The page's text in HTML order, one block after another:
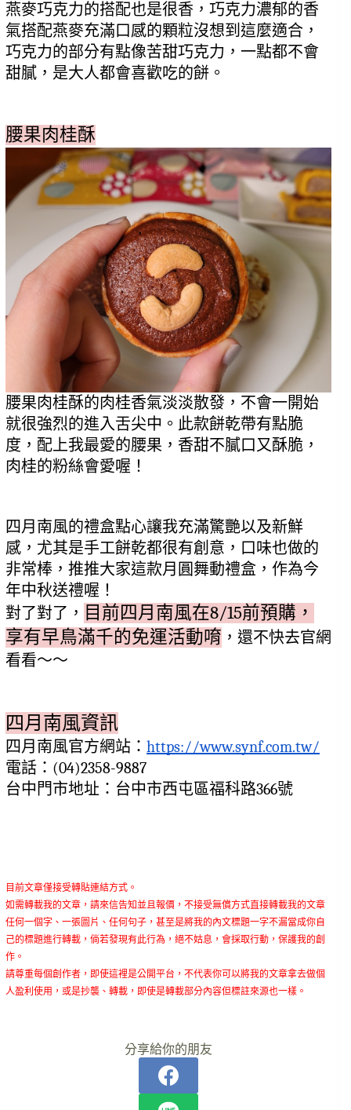
燕麥巧克力的搭配也是很香，巧克力濃郁的香
氣搭配燕麥充滿口感的顆粒沒想到這麼適合，
巧克力的部分有點像苦甜巧克力，一點都不會
甜膩，是大人都會喜歡吃的餅。
腰果肉桂酥
腰果肉桂酥的肉桂香氣淡淡散發，不會一開始
就很強烈的進入舌尖中。此款餅乾帶有點脆
度，配上我最愛的腰果，香甜不膩口又酥脆，
肉桂的粉絲會愛喔！
四月南風的禮盒點心讓我充滿驚艷以及新鮮
感，尤其是手工餅乾都很有創意，口味也做的
非常棒，推推大家這款月圓舞動禮盒，作為今
年中秋送禮喔！
對了對了， 目前四月南風在8/15前預購，
享有早鳥滿千的免運活動唷 ，還不快去官網
看看～～
四月南風資訊
四月南風官方網站： https://www.synf.com.tw/
電話：(04)2358-9887
台中門市地址：台中市西屯區福科路366號
目前文章僅接受轉貼連結方式。
如需轉載我的文章，請來信告知並且報價，不接受無償方式直接轉載我的文章
任何一個字、一張圖片、任何句子，甚至是將我的內文標題一字不漏當成你自
己的標題進行轉載，倘若發現有此行為，絕不姑息，會採取行動，保護我的創
作。
請尊重每個創作者，即使這裡是公開平台，不代表你可以將我的文章拿去做個
人盈利使用，或是抄襲、轉載，即使是轉載部分內容但標註來源也一樣。
分享給你的朋友